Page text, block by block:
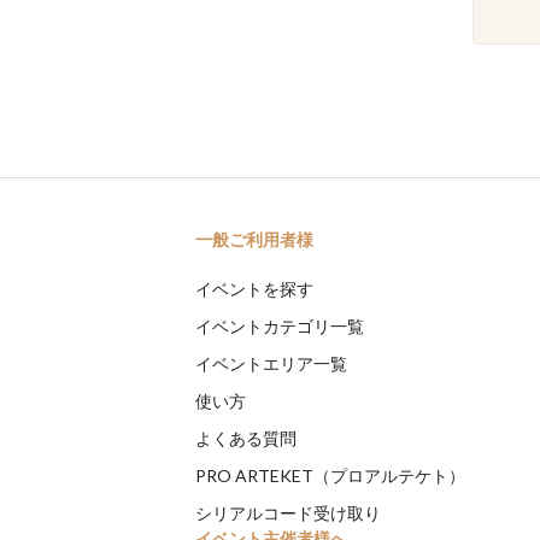
一般ご利用者様
イベントを探す
イベントカテゴリ一覧
イベントエリア一覧
使い方
よくある質問
PRO ARTEKET（プロアルテケト）
シリアルコード受け取り